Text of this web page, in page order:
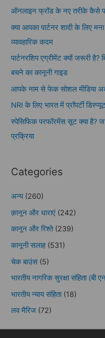
ऑनलाइन फ्रॉड के नए तरीके कैसे
क्या आपका पार्टनर शादी के लिए
व्यावहारिक कदम
पार्टनरशिप एग्रीमेंट क्यों जरूरी
बचने का कानूनी गाइड
आपके नाम से फेक सोशल मीडिया
NRI के लिए भारत में प्रॉपर्टी
स्पेसिफिक परफॉरमेंस सूट क्या है?
प्रक्रिया
Categories
अन्य(260)
क़ानून और धाराएं (242)
कानून और रिश्ते(239)
कानूनी सलाह(531)
चेक बाउंस (5)
भारतीय नागरिक सुरक्षा संहिता (बी
भारतीय न्याय संहिता(18)
लव मैरिज (72)